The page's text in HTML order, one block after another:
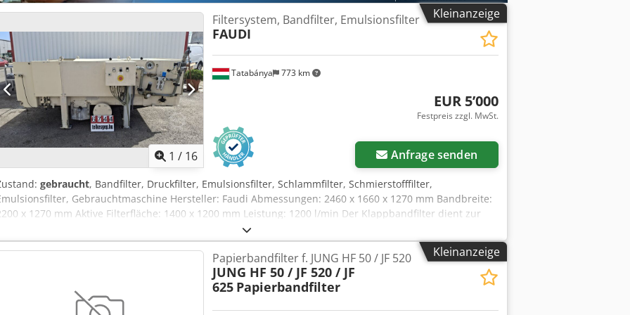
Filterhilfsmittel: Wahlweise mit oder ohne Filterhilfsmittel
Kleinanzeige
1 / 16
Tatabánya 773 km
Filtersystem, Bandfilter, Emulsionsfilter
FAUDI
EUR 5’000
Festpreis zzgl. MwSt.
Anfrage senden
gebraucht, Bandfilter, Druckfilter, Emulsionsfilter, Schlammfilter, Schmierstofffilter,
Gebrauchtmaschine Hersteller: Faudi Abmessungen: 2460 x 1660 x 1270 mm Bandbreite:
x 1270 mm Aktive Filterfläche: 1400 x 1200 mm Leistung: 1200 l/min Der Klappbandfilter dient zur
Reinigung verunreinigter Kühl- und Schmierflüssigkeiten in der Metallbearbeitung sowie zur
unterschiedlicher Schlammrückstände bei Grobbearbeitungen, insbesondere von
Aluminium, oder bei der Aufnahme von abrasivem Schleifschlamm. Durch die Reinigung von
Kühlschmierstoffen und Schleifschlamm wird eine längere Wiedernutzung der Medien im Prozess
ermöglicht und somit ein wesentlicher Beitrag zum Umweltschutz geleistet. Zusätzliche Vorteile sind die
Wärmeabfuhr direkt an der Bearbeitungsstelle sowie die Optimierung der Oberflächengüte der
Kleinanzeige
Papierbandfilter f. JUNG HF 50 / JF 520
JUNG HF 50 / JF 520 / JF
625 Papierbandfilter